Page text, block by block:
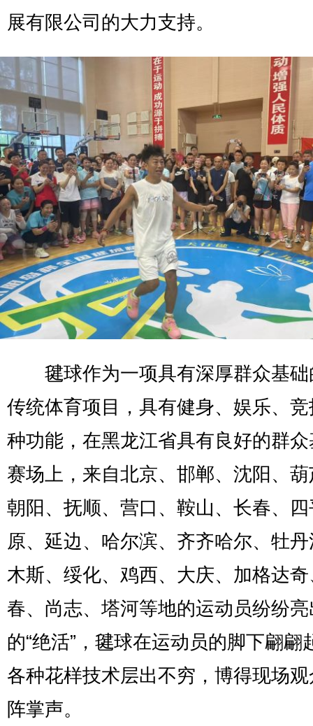
展有限公司的大力支持。
毽球作为一项具有深厚群众基础
传统体育项目，具有健身、娱乐、
种功能，在黑龙江省具有良好的群
赛场上，来自北京、邯郸、沈阳、
朝阳、抚顺、营口、鞍山、长春、
原、延边、哈尔滨、齐齐哈尔、牡
木斯、绥化、鸡西、大庆、加格达
春、尚志、塔河等地的运动员纷纷
的“绝活”，毽球在运动员的脚下翩翩
各种花样技术层出不穷，博得现场
阵掌声。